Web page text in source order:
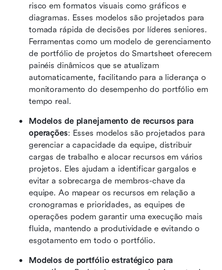
risco em formatos visuais como gráficos e
diagramas. Esses modelos são projetados para
tomada rápida de decisões por líderes seniores.
Ferramentas como um modelo de gerenciamento
de portfólio de projetos do Smartsheet oferecem
painéis dinâmicos que se atualizam
automaticamente, facilitando para a liderança o
monitoramento do desempenho do portfólio em
tempo real.
Modelos de planejamento de recursos para
operações: Esses modelos são projetados para
gerenciar a capacidade da equipe, distribuir
cargas de trabalho e alocar recursos em vários
projetos. Eles ajudam a identificar gargalos e
evitar a sobrecarga de membros-chave da
equipe. Ao mapear os recursos em relação a
cronogramas e prioridades, as equipes de
operações podem garantir uma execução mais
fluida, mantendo a produtividade e evitando o
esgotamento em todo o portfólio.
Modelos de portfólio estratégico para